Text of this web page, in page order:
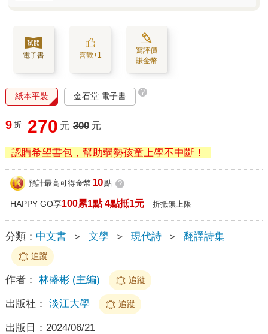
電子書 喜歡+1
寫評價
賺金幣
紙本平裝 金石堂 電子書 ?
9 折 270 元 300 元
認購希望書包，幫助弱勢孩童上學不中斷！
預計最高可得金幣 10點 ?
HAPPY GO享100累1點 4點抵1元 折抵無上限
分類： 中文書 ＞ 文學 ＞ 現代詩 ＞ 翻譯詩集
追蹤
作者： 林盛彬 (主編) 追蹤
出版社： 淡江大學 追蹤
出版日： 2024/06/21